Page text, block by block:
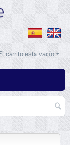
carrito esta vacío